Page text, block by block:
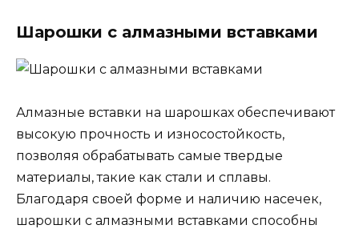
Шарошки с алмазными вставками
Алмазные вставки на шарошках обеспечивают
высокую прочность и износостойкость,
позволяя обрабатывать самые твердые
материалы, такие как стали и сплавы.
Благодаря своей форме и наличию насечек,
шарошки с алмазными вставками способны